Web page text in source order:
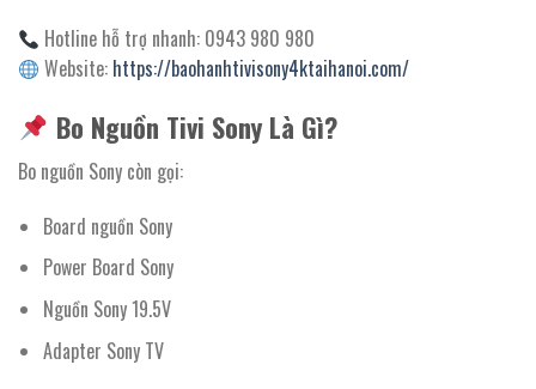
Hotline hỗ trợ nhanh: 0943 980 980
Website: https://baohanhtivisony4ktaihanoi.com/
Bo Nguồn Tivi Sony Là Gì?
Bo nguồn Sony còn gọi:
Board nguồn Sony
Power Board Sony
Nguồn Sony 19.5V
Adapter Sony TV